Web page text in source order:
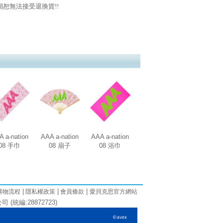
恕無法接受退換貨!!
a-nation
手巾
AAA a-nation
08 扇子
AAA a-nation
08 浴巾
物流程 隱私權政策 會員條款 愛貝克思官方網站
(統編:28872723)